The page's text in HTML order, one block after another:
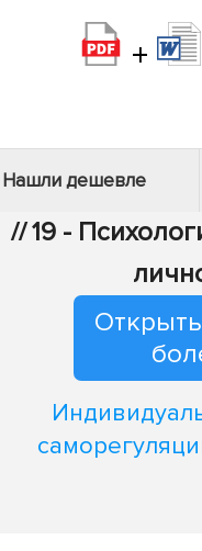
+
Нашли дешевле
//19 -